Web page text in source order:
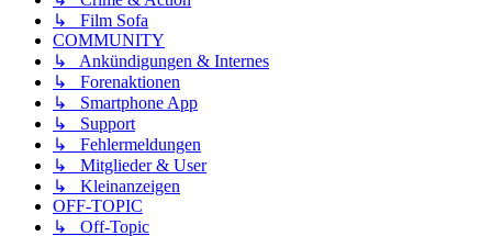
↳ Film Sofa
COMMUNITY
↳ Ankündigungen & Internes
↳ Forenaktionen
↳ Smartphone App
↳ Support
↳ Fehlermeldungen
↳ Mitglieder & User
↳ Kleinanzeigen
OFF-TOPIC
↳ Off-Topic